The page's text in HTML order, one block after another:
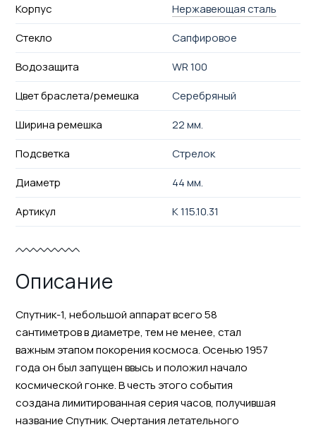
Корпус
Нержавеющая сталь
Стекло
Сапфировое
Водозащита
WR 100
Цвет браслета/ремешка
Серебряный
Ширина ремешка
22 мм.
Подсветка
Стрелок
Диаметр
44 мм.
Артикул
K 115.10.31
Описание
Спутник-1, небольшой аппарат всего 58
сантиметров в диаметре, тем не менее, стал
важным этапом покорения космоса. Осенью 1957
года он был запущен ввысь и положил начало
космической гонке. В честь этого события
создана лимитированная серия часов, получившая
название Спутник. Очертания летательного